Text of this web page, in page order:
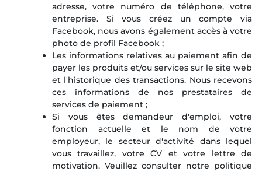
adresse, votre numéro de téléphone, votre
entreprise. Si vous créez un compte via
Facebook, nous avons également accès à votre
photo de profil Facebook ;
Les informations relatives au paiement afin de
payer les produits et/ou services sur le site web
et l'historique des transactions. Nous recevons
ces informations de nos prestataires de
services de paiement ;
Si vous êtes demandeur d'emploi, votre
fonction actuelle et le nom de votre
employeur, le secteur d'activité dans lequel
vous travaillez, votre CV et votre lettre de
motivation. Veuillez consulter notre politique